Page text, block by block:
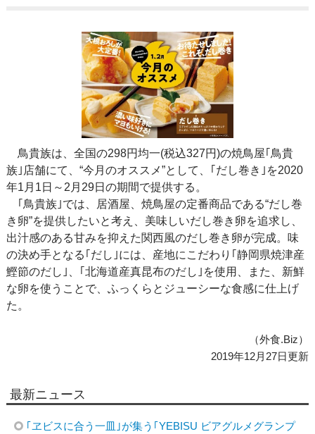
鳥貴族は、全国の298円均一(税込327円)の焼鳥屋｢鳥貴
族｣店舗にて、“今月のオススメ”として、｢だし巻き｣を2020
年1月1日～2月29日の期間で提供する。
｢鳥貴族｣では、居酒屋、焼鳥屋の定番商品である“だし巻
き卵”を提供したいと考え、美味しいだし巻き卵を追求し、
出汁感のある甘みを抑えた関西風のだし巻き卵が完成。味
の決め手となる｢だし｣には、産地にこだわり｢静岡県焼津産
鰹節のだし｣、｢北海道産真昆布のだし｣を使用、また、新鮮
な卵を使うことで、ふっくらとジューシーな食感に仕上げ
た。
（外食.Biz）
2019年12月27日更新
最新ニュース
｢ヱビスに合う一皿｣が集う｢YEBISU ビアグルメグランプ